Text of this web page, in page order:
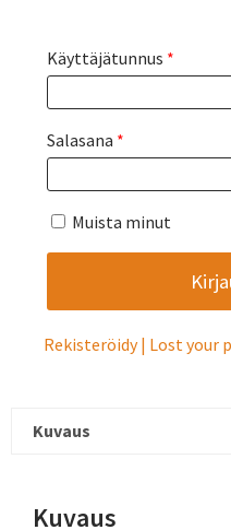
Käyttäjätunnus *
Salasana *
Muista minut
Rekisteröidy Lost your
Kuvaus
Kuvaus